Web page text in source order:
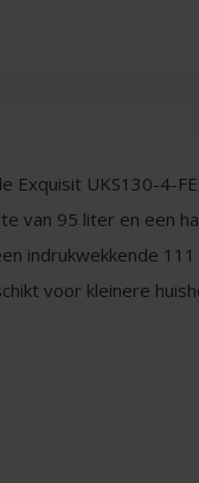
Exquisit UKS130-4-
van 95 liter en een
indrukwekkende
voor kleinere